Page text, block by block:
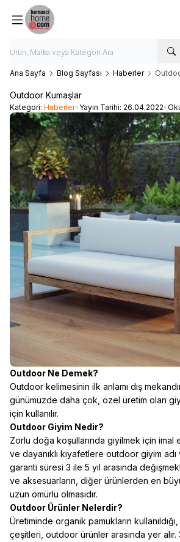
Ana Sayfa Blog Sayfası Haberler
Outdoor Kumaşlar
Kategori: Haberler• Yayın Tarihi: 26.04.2022•
Outdoor Ne Demek?
Outdoor kelimesinin ilk anlamı dış
günümüzde daha çok, özel üretim olan
için kullanılır.
Outdoor Giyim Nedir?
Zorlu doğa koşullarında giyilmek için imal
ve dayanıklı kıyafetlere outdoor giyim
garanti süresi 3 ile 5 yıl arasında
ve aksesuarların, diğer ürünlerden en
uzun ömürlü olmasıdır.
Outdoor Ürünler Nelerdir?
Üretiminde organik pamukların
çeşitleri, outdoor ürünler arasında yer